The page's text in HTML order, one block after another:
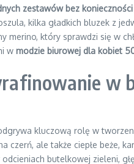
zestawów bez
kilka gładkich bluzek z
który sprawdzi się w
w modzie biurowej dla kobiet
w
kluczową rolę w
czerń, ale także ciepłe
butelkowej zieleni,